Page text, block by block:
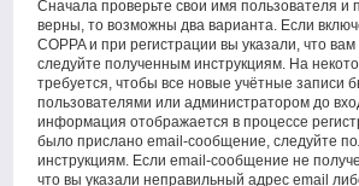
Сначала проверьте свои имя пользователя и
верны, то возможны два варианта. Если
COPPA и при регистрации вы указали, что
следуйте полученным инструкциям. На
требуется, чтобы все новые учётные записи
пользователями или администратором до
информация отображается в процессе
было прислано email-сообщение, следуйте
инструкциям. Если email-сообщение не
что вы указали неправильный адрес email